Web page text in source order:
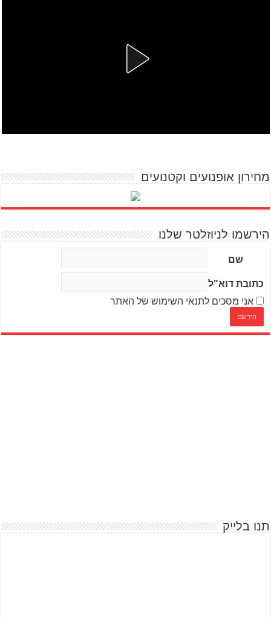
מחירון אופנועים וקטנועים
הירשמו לניוזלטר שלנו
שם
כתובת דוא"ל
אני מסכים לתנאי השימוש של האתר
תנו בלייק